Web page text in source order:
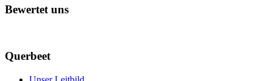
Bewertet uns
Querbeet